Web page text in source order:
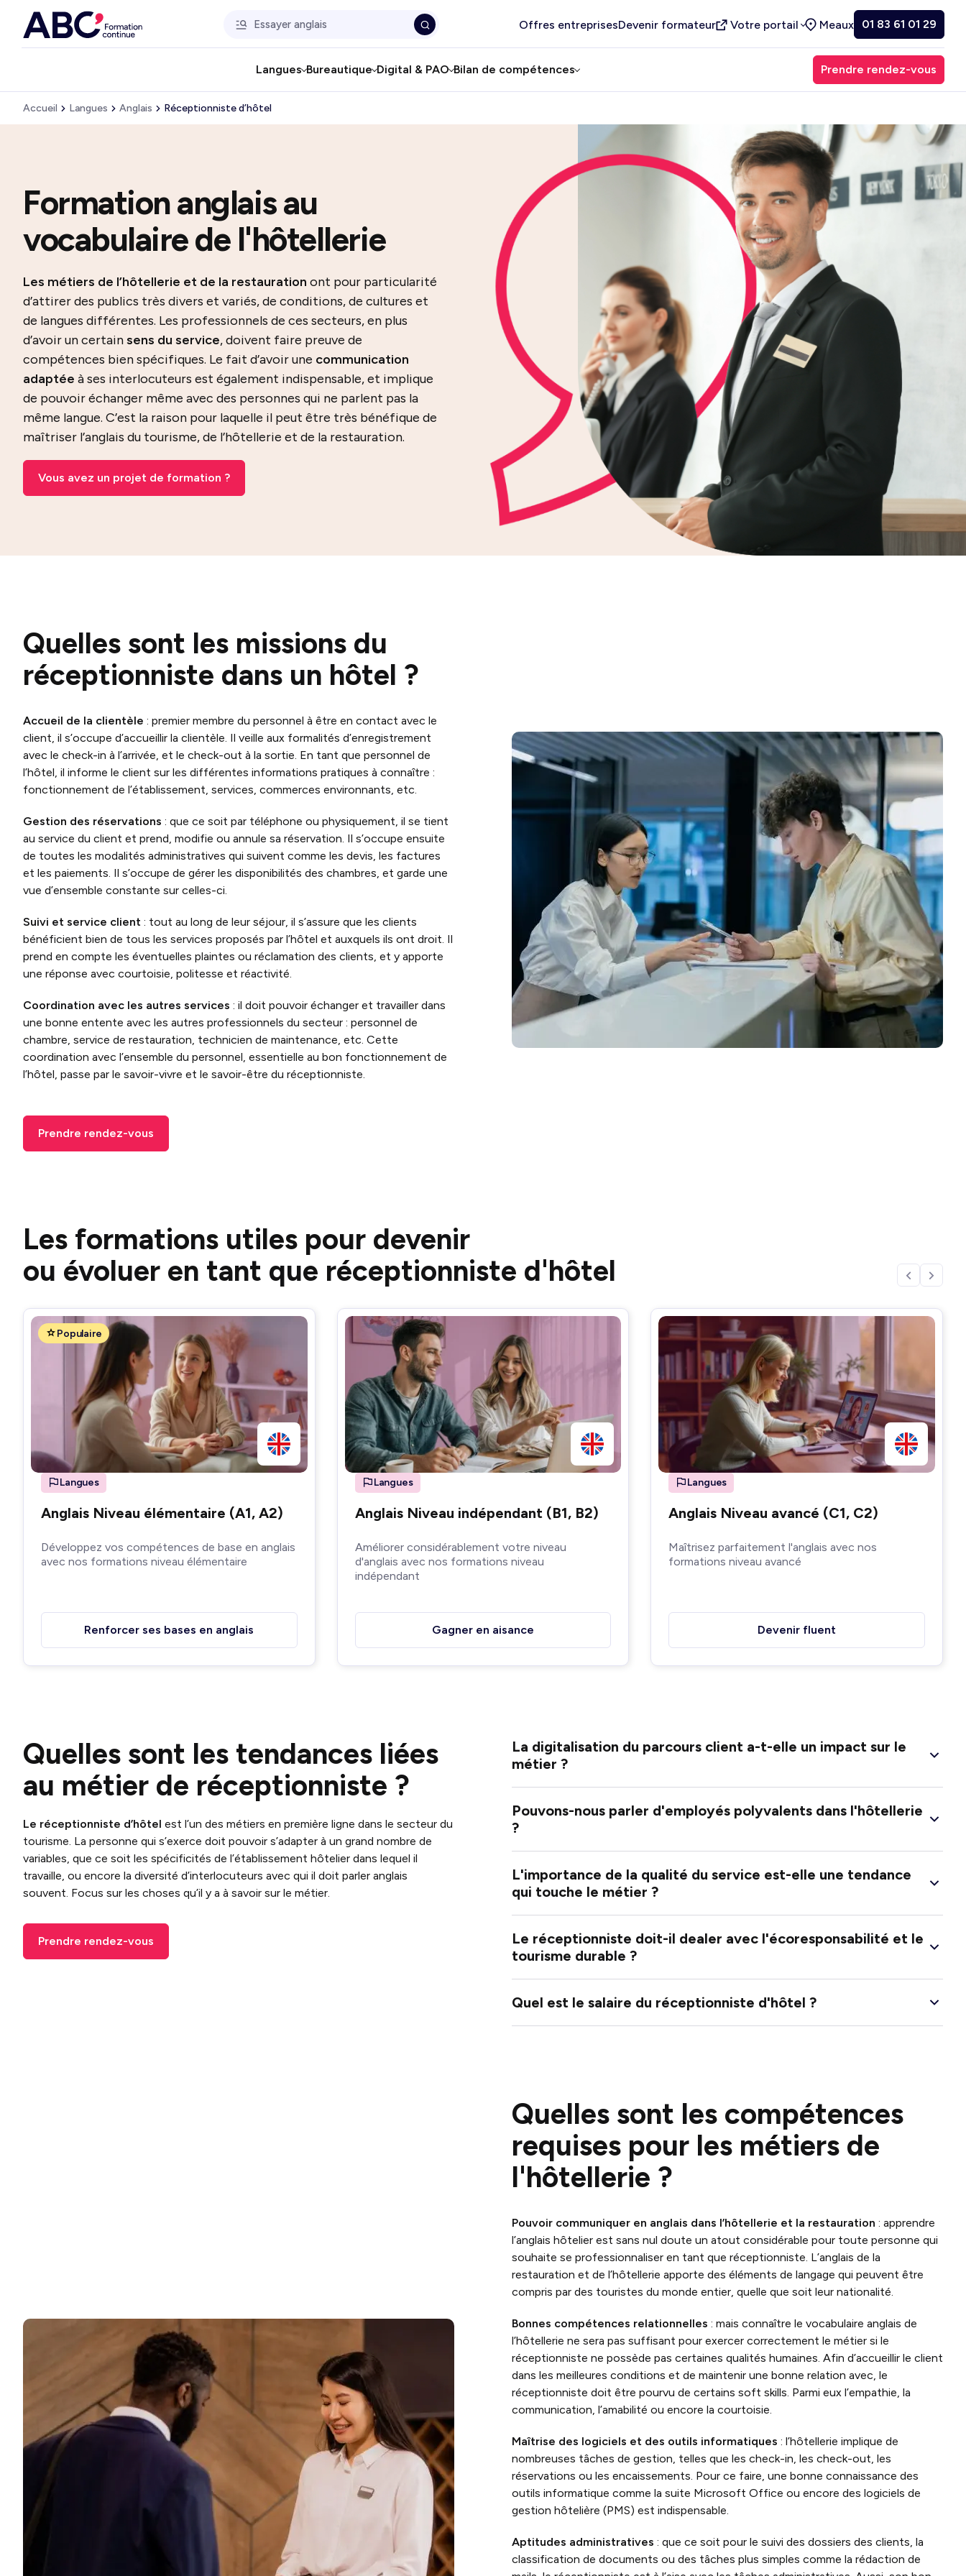
Offres entreprisesDevenir formateur Votre portail Meaux 01 83 61 01 29
Langues Bureautique Digital & PAO Bilan de compétences Prendre rendez-vous
Accueil Langues Anglais Réceptionniste d’hôtel
Formation anglais au
vocabulaire de l'hôtellerie
Les métiers de l’hôtellerie et de la restauration ont pour particularité
d’attirer des publics très divers et variés, de conditions, de cultures et
de langues différentes. Les professionnels de ces secteurs, en plus
d’avoir un certainsens du service, doivent faire preuve de
compétences bien spécifiques. Le fait d’avoir une communication
adaptée à ses interlocuteurs est également indispensable, et implique
de pouvoir échanger même avec des personnes qui ne parlent pas la
même langue. C’est la raison pour laquelle il peut être très bénéfique de
maîtriser l’anglais du tourisme, de l’hôtellerie et de la restauration.
Vous avez un projet de formation ?
Quelles sont les missions du
réceptionniste dans un hôtel ?
Accueil de la clientèle : premier membre du personnel à être en contact avec le
client, il s’occupe d’accueillir la clientèle. Il veille aux formalités d’enregistrement
avec le check-in à l’arrivée, et le check-out à la sortie. En tant que personnel de
l’hôtel, il informe le client sur les différentes informations pratiques à connaître :
fonctionnement de l’établissement, services, commerces environnants, etc.
Gestion des réservations : que ce soit par téléphone ou physiquement, il se tient
au service du client et prend, modifie ou annule sa réservation. Il s’occupe ensuite
de toutes les modalités administratives qui suivent comme les devis, les factures
et les paiements. Il s’occupe de gérer les disponibilités des chambres, et garde une
vue d’ensemble constante sur celles-ci.
Suivi et service client : tout au long de leur séjour, il s’assure que les clients
bénéficient bien de tous les services proposés par l’hôtel et auxquels ils ont droit. Il
prend en compte les éventuelles plaintes ou réclamation des clients, et y apporte
une réponse avec courtoisie, politesse et réactivité.
Coordination avec les autres services : il doit pouvoir échanger et travailler dans
une bonne entente avec les autres professionnels du secteur : personnel de
chambre, service de restauration, technicien de maintenance, etc. Cette
coordination avec l’ensemble du personnel, essentielle au bon fonctionnement de
l’hôtel, passe par le savoir-vivre et le savoir-être du réceptionniste.
Prendre rendez-vous
Les formations utiles pour devenir
ou évoluer en tant que réceptionniste d'hôtel
Populaire
Langues
Anglais Niveau élémentaire (A1, A2)
Développez vos compétences de base en anglais
avec nos formations niveau élémentaire
Renforcer ses bases en anglais
Langues
Anglais Niveau indépendant (B1, B2)
Améliorer considérablement votre niveau
d'anglais avec nos formations niveau
indépendant
Gagner en aisance
Langues
Anglais Niveau avancé (C1, C2)
Maîtrisez parfaitement l'anglais avec nos
formations niveau avancé
Devenir fluent
Quelles sont les tendances liées
au métier de réceptionniste ?
Le réceptionniste d’hôtel est l’un des métiers en première ligne dans le secteur du
tourisme. La personne qui s’exerce doit pouvoir s’adapter à un grand nombre de
variables, que ce soit les spécificités de l’établissement hôtelier dans lequel il
travaille, ou encore la diversité d’interlocuteurs avec qui il doit parler anglais
souvent. Focus sur les choses qu’il y a à savoir sur le métier.
Prendre rendez-vous
La digitalisation du parcours client a-t-elle un impact sur le
métier ?
Pouvons-nous parler d'employés polyvalents dans l'hôtellerie
?
L'importance de la qualité du service est-elle une tendance
qui touche le métier ?
Le réceptionniste doit-il dealer avec l'écoresponsabilité et le
tourisme durable ?
Quel est le salaire du réceptionniste d'hôtel ?
Quelles sont les compétences
requises pour les métiers de
l'hôtellerie ?
Pouvoir communiquer en anglais dans l’hôtellerie et la restauration : apprendre
l’anglais hôtelier est sans nul doute un atout considérable pour toute personne qui
souhaite se professionnaliser en tant que réceptionniste. L’anglais de la
restauration et de l’hôtellerie apporte des éléments de langage qui peuvent être
compris par des touristes du monde entier, quelle que soit leur nationalité.
Bonnes compétences relationnelles : mais connaître le vocabulaire anglais de
l’hôtellerie ne sera pas suffisant pour exercer correctement le métier si le
réceptionniste ne possède pas certaines qualités humaines. Afin d’accueillir le client
dans les meilleures conditions et de maintenir une bonne relation avec, le
réceptionniste doit être pourvu de certains soft skills. Parmi eux l’empathie, la
communication, l’amabilité ou encore la courtoisie.
Maîtrise des logiciels et des outils informatiques : l’hôtellerie implique de
nombreuses tâches de gestion, telles que les check-in, les check-out, les
réservations ou les encaissements. Pour ce faire, une bonne connaissance des
outils informatique comme la suite Microsoft Office ou encore des logiciels de
gestion hôtelière (PMS) est indispensable.
Aptitudes administratives : que ce soit pour le suivi des dossiers des clients, la
classification de documents ou des tâches plus simples comme la rédaction de